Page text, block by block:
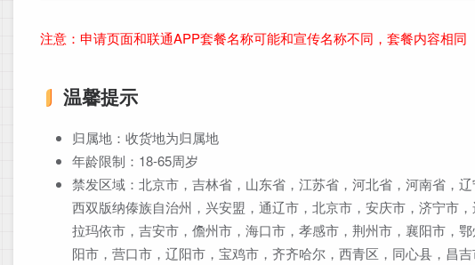
注意：申请页面和联通APP套餐名称可能和宣传名称不同，套餐内容相同
温馨提示
归属地：收货地为归属地
年龄限制：18-65周岁
禁发区域：北京市，吉林省，山东省，江苏省，河北省，河南省，
西双版纳傣族自治州，兴安盟，通辽市，北京市，安庆市，济宁市
拉玛依市，吉安市，儋州市，海口市，孝感市，荆州市，襄阳市，
阳市，营口市，辽阳市，宝鸡市，齐齐哈尔，西青区，同心县，昌